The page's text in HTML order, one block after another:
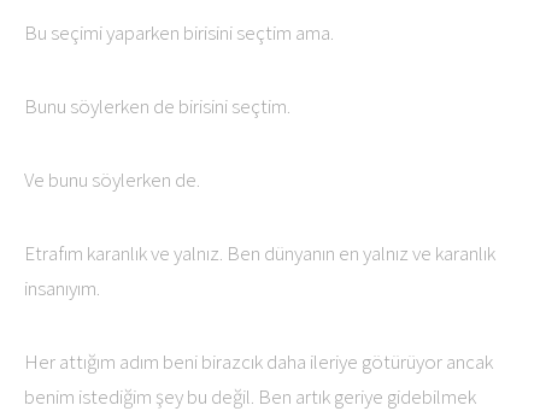
Bu seçimi yaparken birisini seçtim ama.
Bunu söylerken de birisini seçtim.
Ve bunu söylerken de.
Etrafım karanlık ve yalnız. Ben dünyanın en yalnız ve karanlık
insanıyım.
Her attığım adım beni birazcık daha ileriye götürüyor ancak
benim istediğim şey bu değil. Ben artık geriye gidebilmek